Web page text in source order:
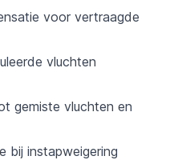
voor vertraagde
vluchten
gemiste vluchten en
bij instapweigering